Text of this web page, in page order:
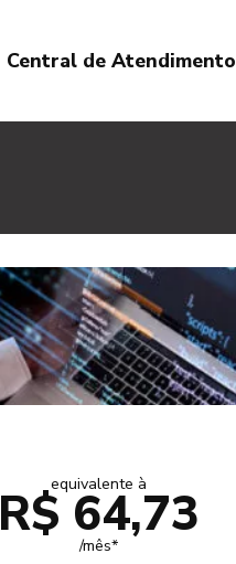
Central de Atendimento
equivalente à
R$ 64,73
/mês*